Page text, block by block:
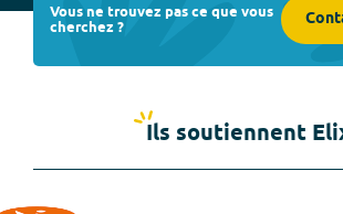
Vous ne trouvez pas ce que vous
cherchez ?
Ils soutiennent